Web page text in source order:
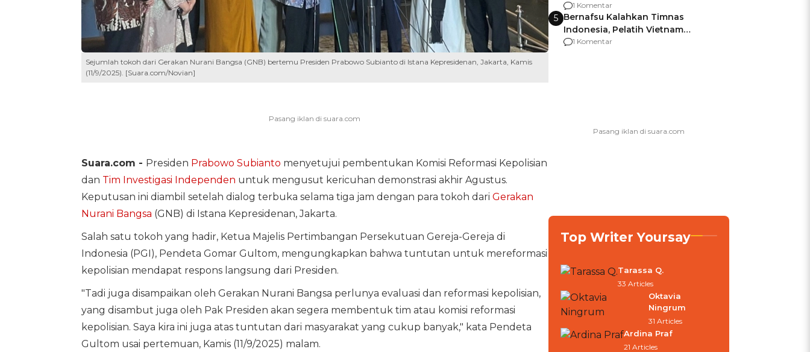
Sejumlah tokoh dari Gerakan Nurani Bangsa (GNB) bertemu Presiden Prabowo Subianto di Istana Kepresidenan, Jakarta, Kamis
(11/9/2025). [Suara.com/Novian]
Suara.com - Presiden Prabowo Subianto menyetujui pembentukan Komisi Reformasi Kepolisian
dan Tim Investigasi Independen untuk mengusut kericuhan demonstrasi akhir Agustus.
Keputusan ini diambil setelah dialog terbuka selama tiga jam dengan para tokoh dari Gerakan
Nurani Bangsa (GNB) di Istana Kepresidenan, Jakarta.
Salah satu tokoh yang hadir, Ketua Majelis Pertimbangan Persekutuan Gereja-Gereja di
Indonesia (PGI), Pendeta Gomar Gultom, mengungkapkan bahwa tuntutan untuk mereformasi
kepolisian mendapat respons langsung dari Presiden.
"Tadi juga disampaikan oleh Gerakan Nurani Bangsa perlunya evaluasi dan reformasi kepolisian,
yang disambut juga oleh Pak Presiden akan segera membentuk tim atau komisi reformasi
kepolisian. Saya kira ini juga atas tuntutan dari masyarakat yang cukup banyak," kata Pendeta
Gultom usai pertemuan, Kamis (11/9/2025) malam.
Manchester United
1 Komentar
5 Bernafsu Kalahkan Timnas
Indonesia, Pelatih Vietnam
Berencana Pakai Jimat di Pakansari
1 Komentar
Top Writer Yoursay
Tarassa Q.
33 Articles
Oktavia
Ningrum
31 Articles
Ardina Praf
21 Articles